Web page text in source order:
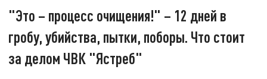
"Это – процесс очищения!" – 12 дней в
гробу, убийства, пытки, поборы. Что стоит
за делом ЧВК "Ястреб"